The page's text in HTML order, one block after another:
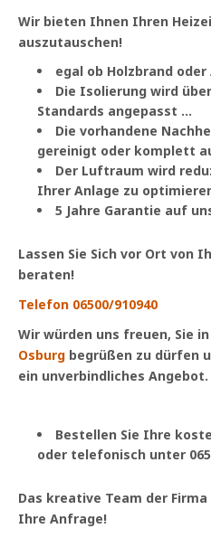
Wir bieten Ihnen Ihren
auszutauschen!
egal ob Holzbrand
Die Isolierung wird
Standards angepasst …
Die vorhandene
gereinigt oder komplett
Der Luftraum wird
Ihrer Anlage zu
5 Jahre Garantie auf
Lassen Sie Sich vor Ort von
beraten!
Telefon 06500/910940
Wir würden uns freuen, Sie
Osburg begrüßen zu dürfen
ein unverbindliches Angebot.
Bestellen Sie Ihre
oder telefonisch unter
Das kreative Team der
Ihre Anfrage!